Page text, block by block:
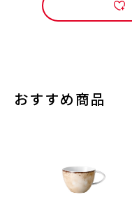
おすすめ商品